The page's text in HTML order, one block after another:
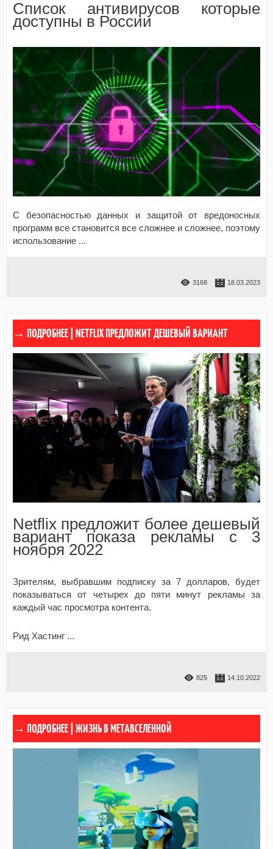
Список антивирусов которые
доступны в России
С безопасностью данных и защитой от вредоносных
программ все становится все сложнее и сложнее, поэтому
использование ...
3168 18.03.2023
NETFLIX ПРЕДЛОЖИТ ДЕШЕВЫЙ ВАРИАНТ
Netflix предложит более дешевый
вариант показа рекламы с 3
ноября 2022
Зрителям, выбравшим подписку за 7 долларов, будет
показываться от четырех до пяти минут рекламы за
каждый час просмотра контента.
Рид Хастинг ...
825 14.10.2022
ЖИЗНЬ В МЕТАВСЕЛЕННОЙ